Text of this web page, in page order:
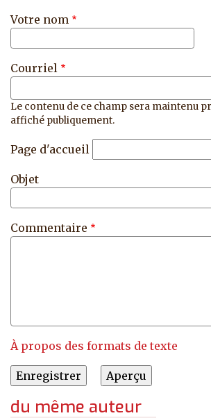
Votre nom
Courriel
Le contenu de ce champ sera maintenu
affiché publiquement.
Page d'accueil
Objet
Commentaire
À propos des formats de texte
du même auteur